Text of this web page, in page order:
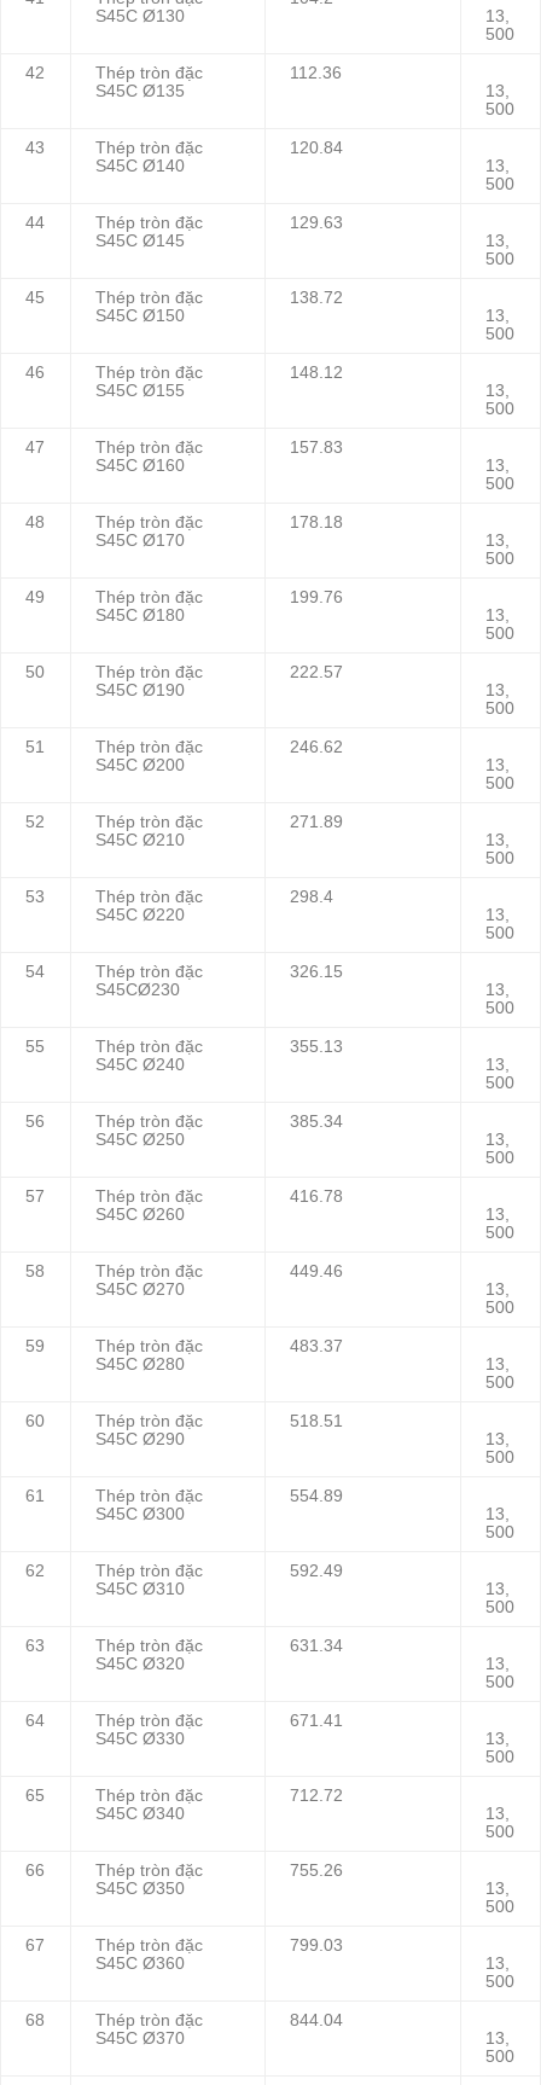
S45C Ø130
13,
500
42
Thép tròn đặc
S45C Ø135
112.36
13,
500
43
Thép tròn đặc
S45C Ø140
120.84
13,
500
44
Thép tròn đặc
S45C Ø145
129.63
13,
500
45
Thép tròn đặc
S45C Ø150
138.72
13,
500
46
Thép tròn đặc
S45C Ø155
148.12
13,
500
47
Thép tròn đặc
S45C Ø160
157.83
13,
500
48
Thép tròn đặc
S45C Ø170
178.18
13,
500
49
Thép tròn đặc
S45C Ø180
199.76
13,
500
50
Thép tròn đặc
S45C Ø190
222.57
13,
500
51
Thép tròn đặc
S45C Ø200
246.62
13,
500
52
Thép tròn đặc
S45C Ø210
271.89
13,
500
53
Thép tròn đặc
S45C Ø220
298.4
13,
500
54
Thép tròn đặc
S45CØ230
326.15
13,
500
55
Thép tròn đặc
S45C Ø240
355.13
13,
500
56
Thép tròn đặc
S45C Ø250
385.34
13,
500
57
Thép tròn đặc
S45C Ø260
416.78
13,
500
58
Thép tròn đặc
S45C Ø270
449.46
13,
500
59
Thép tròn đặc
S45C Ø280
483.37
13,
500
60
Thép tròn đặc
S45C Ø290
518.51
13,
500
61
Thép tròn đặc
S45C Ø300
554.89
13,
500
62
Thép tròn đặc
S45C Ø310
592.49
13,
500
63
Thép tròn đặc
S45C Ø320
631.34
13,
500
64
Thép tròn đặc
S45C Ø330
671.41
13,
500
65
Thép tròn đặc
S45C Ø340
712.72
13,
500
66
Thép tròn đặc
S45C Ø350
755.26
13,
500
67
Thép tròn đặc
S45C Ø360
799.03
13,
500
68
Thép tròn đặc
S45C Ø370
844.04
13,
500